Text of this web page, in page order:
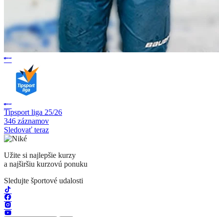
Tipsport liga 25/26
346 záznamov
Sledovať teraz
Užite si najlepšie kurzy
a najširšiu kurzovú ponuku
Sledujte športové udalosti